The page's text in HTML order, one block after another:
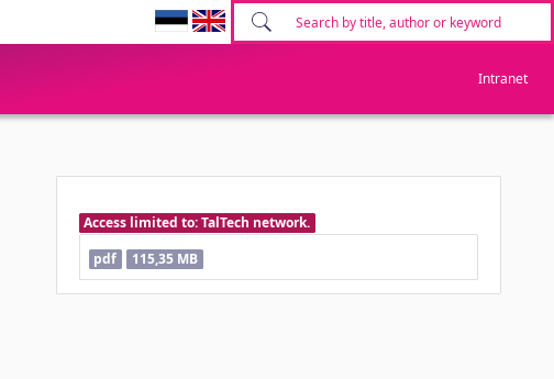
Intranet
Access limited to: TalTech network.
pdf
115,35 MB